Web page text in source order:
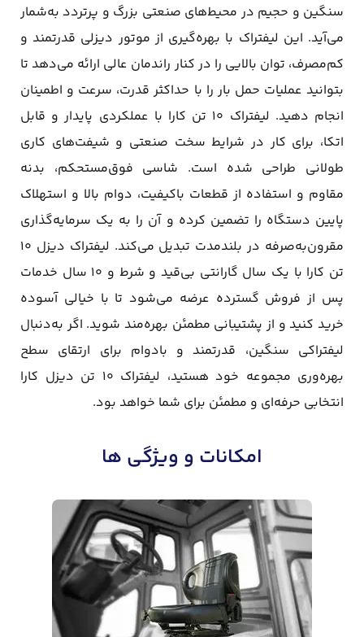
سنگین و حجیم در محیط‌های صنعتی بزرگ و پرتردد به‌شمار
می‌آید. این لیفتراک با بهره‌گیری از موتور دیزلی قدرتمند و
کم‌مصرف، توان بالایی را در کنار راندمان عالی ارائه می‌دهد تا
بتوانید عملیات حمل بار را با حداکثر قدرت، سرعت و اطمینان
انجام دهید. لیفتراک ۱۰ تن کارا با عملکردی پایدار و قابل
اتکا، برای کار در شرایط سخت صنعتی و شیفت‌های کاری
طولانی طراحی شده است. شاسی فوق‌مستحکم، بدنه
مقاوم و استفاده از قطعات باکیفیت، دوام بالا و استهلاک
پایین دستگاه را تضمین کرده و آن را به یک سرمایه‌گذاری
مقرون‌به‌صرفه در بلندمدت تبدیل می‌کند. لیفتراک دیزل ۱۰
تن کارا با یک سال گارانتی بی‌قید و شرط و ۱۰ سال خدمات
پس از فروش گسترده عرضه می‌شود تا با خیالی آسوده
خرید کنید و از پشتیبانی مطمئن بهره‌مند شوید. اگر به‌دنبال
لیفتراکی سنگین، قدرتمند و بادوام برای ارتقای سطح
بهره‌وری مجموعه خود هستید، لیفتراک ۱۰ تن دیزل کارا
انتخابی حرفه‌ای و مطمئن برای شما خواهد بود.
امکانات و ویژگی ها